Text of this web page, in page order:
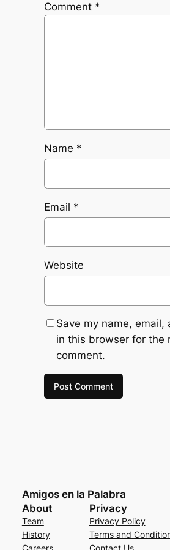
Comment *
Name *
Email *
Website
Save my name, email,
in this browser for the
comment.
Amigos en la Palabra
About
Team
History
Careers
Privacy
Privacy Policy
Terms and
Contact Us